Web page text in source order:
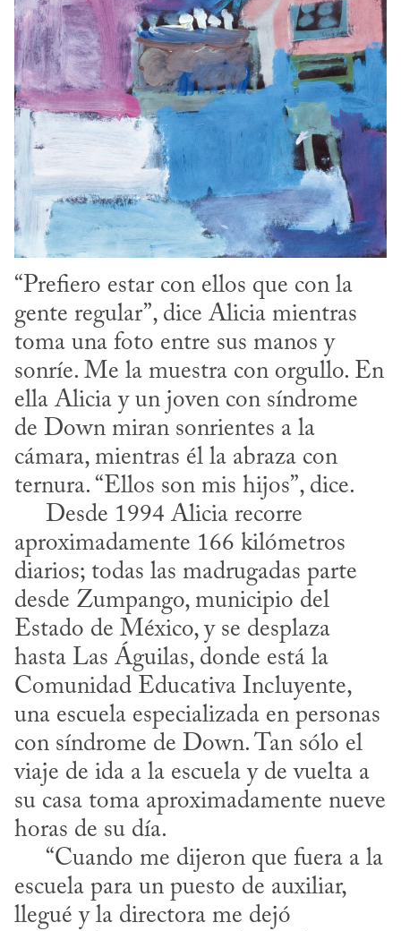
“Prefiero estar con ellos que con la
gente regular”, dice Alicia mientras
toma una foto entre sus manos y
sonríe. Me la muestra con orgullo. En
ella Alicia y un joven con síndrome
de Down miran sonrientes a la
cámara, mientras él la abraza con
ternura. “Ellos son mis hijos”, dice.
aproximadamente 166 kilómetros
diarios; todas las madrugadas parte
desde Zumpango, municipio del
Estado de México, y se desplaza
hasta Las Águilas, donde está la
Comunidad Educativa Incluyente,
una escuela especializada en personas
con síndrome de Down. Tan sólo el
viaje de ida a la escuela y de vuelta a
su casa toma aproximadamente nueve
horas de su día.
escuela para un puesto de auxiliar,
llegué y la directora me dejó